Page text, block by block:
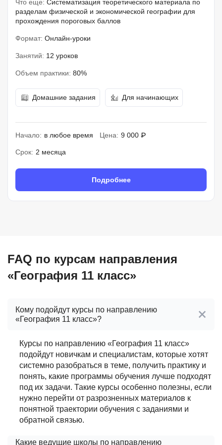
Что еще: Систематизация теоретического материала по
разделам физической и экономической географии для
прохождения пороговых баллов
Формат: Онлайн-уроки
Занятий: 12 уроков
Объем практики: 80%
Домашние задания Для начинающих
Начало: в любое время Цена: 9 000 ₽
Срок: 2 месяца
Подробнее
FAQ по курсам направления
«География 11 класс»
Кому подойдут курсы по направлению
«География 11 класс»?
Курсы по направлению «География 11 класс»
подойдут новичкам и специалистам, которые хотят
системно разобраться в теме, получить практику и
понять, какие программы обучения лучше подходят
под их задачи. Такие курсы особенно полезны, если
нужно перейти от разрозненных материалов к
понятной траектории обучения с заданиями и
обратной связью.
Какие ведущие школы по направлению